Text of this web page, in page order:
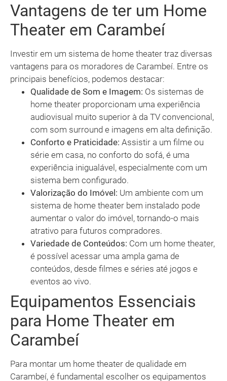
Vantagens de ter um Home
Theater em Carambeí
Investir em um sistema de home theater traz diversas
vantagens para os moradores de Carambeí. Entre os
principais benefícios, podemos destacar:
Qualidade de Som e Imagem: Os sistemas de
home theater proporcionam uma experiência
audiovisual muito superior à da TV convencional,
com som surround e imagens em alta definição.
Conforto e Praticidade: Assistir a um filme ou
série em casa, no conforto do sofá, é uma
experiência inigualável, especialmente com um
sistema bem configurado.
Valorização do Imóvel: Um ambiente com um
sistema de home theater bem instalado pode
aumentar o valor do imóvel, tornando-o mais
atrativo para futuros compradores.
Variedade de Conteúdos: Com um home theater,
é possível acessar uma ampla gama de
conteúdos, desde filmes e séries até jogos e
eventos ao vivo.
Equipamentos Essenciais
para Home Theater em
Carambeí
Para montar um home theater de qualidade em
Carambeí, é fundamental escolher os equipamentos